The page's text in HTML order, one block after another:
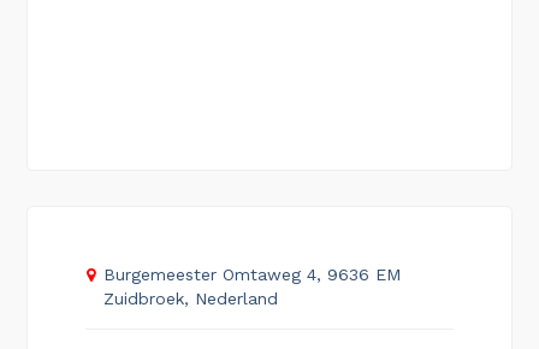
Burgemeester Omtaweg 4, 9636 EM
Zuidbroek, Nederland